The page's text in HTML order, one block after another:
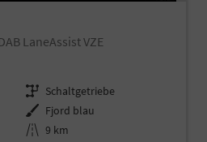
LaneAssist VZE
Getriebe Schaltgetriebe
Außenfarbe Fjord blau
Kilometerstand 9 km